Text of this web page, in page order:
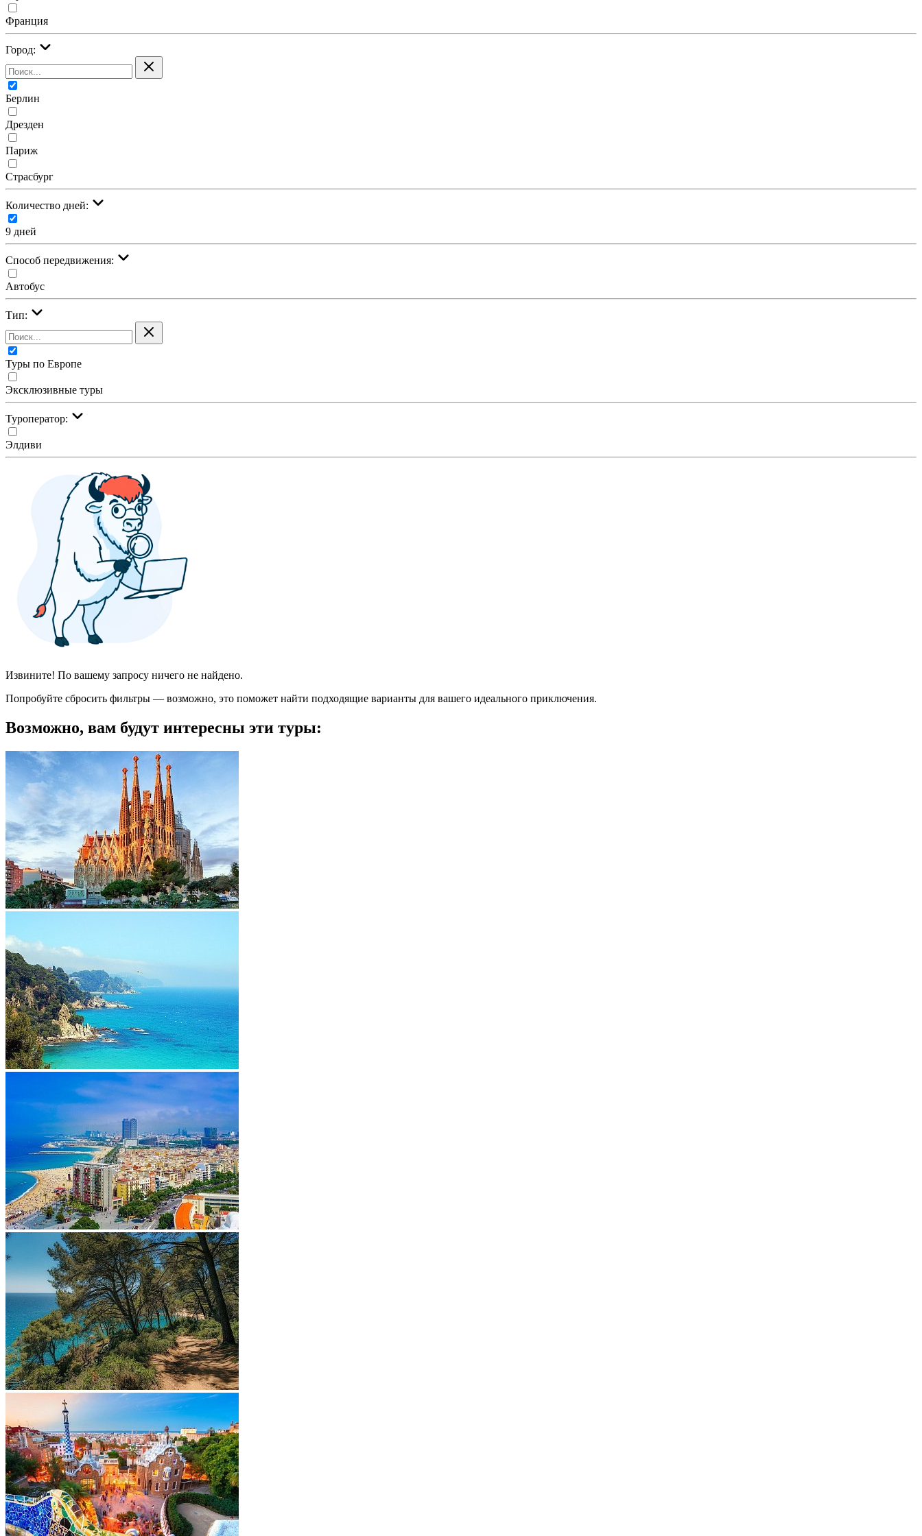
Франция
Город:
Берлин
Дрезден
Париж
Страсбург
Количество дней:
9 дней
Cпособ передвижения:
Автобус
Тип:
Туры по Европе
Эксклюзивные туры
Туроператор:
Элдиви
Извините! По вашему запросу ничего не найдено.
Попробуйте сбросить фильтры — возможно, это поможет найти подходящие варианты для вашего идеального приключения.
Возможно, вам будут интересны эти туры: